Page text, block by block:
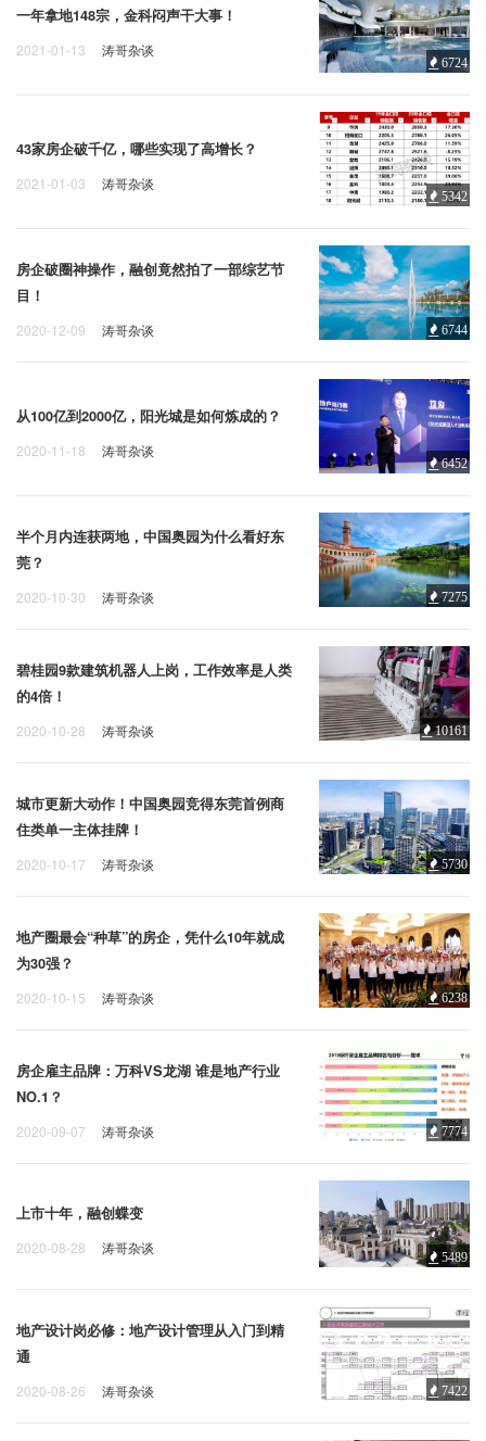
一年拿地148宗，金科闷声干大事！
2021-01-13 涛哥杂谈
6724
43家房企破千亿，哪些实现了高增长？
2021-01-03 涛哥杂谈
5342
房企破圈神操作，融创竟然拍了一部综艺节
目！
2020-12-09 涛哥杂谈 6744
从100亿到2000亿，阳光城是如何炼成的？
2020-11-18 涛哥杂谈
6452
半个月内连获两地，中国奥园为什么看好东
莞？
2020-10-30 涛哥杂谈 7275
碧桂园9款建筑机器人上岗，工作效率是人类
的4倍！
2020-10-28 涛哥杂谈 10161
城市更新大动作！中国奥园竞得东莞首例商
住类单一主体挂牌！
2020-10-17 涛哥杂谈 5730
地产圈最会“种草”的房企，凭什么10年就成
为30强？
2020-10-15 涛哥杂谈 6238
房企雇主品牌：万科VS龙湖 谁是地产行业
NO.1？
2020-09-07 涛哥杂谈 7774
上市十年，融创蝶变
2020-08-28 涛哥杂谈
5489
地产设计岗必修：地产设计管理从入门到精
通
2020-08-26 涛哥杂谈 7422